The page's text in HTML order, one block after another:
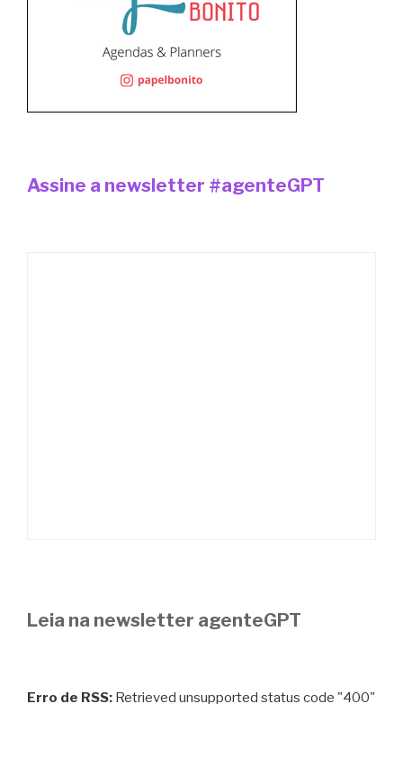
Assine a newsletter #agenteGPT
Leia na newsletter agenteGPT
Erro de RSS: Retrieved unsupported status code "400"